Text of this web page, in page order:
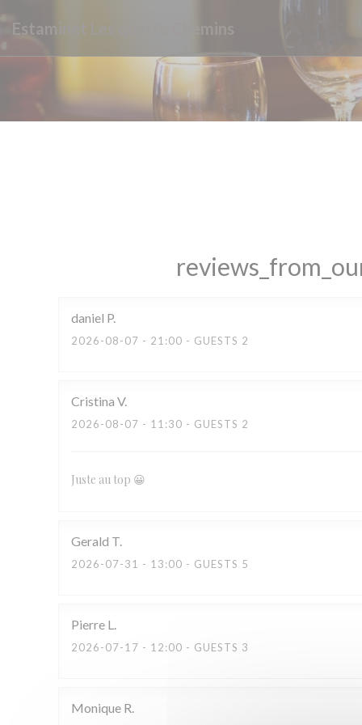
Estaminet Les quatre Chemins
daniel P
2026-08-07 - 21:00 - GUESTS 2
Cristina V
2026-08-07 - 11:30 - GUESTS 2
Juste au top 😀
Gerald T
2026-07-31 - 13:00 - GUESTS 5
Pierre L
2026-07-17 - 12:00 - GUESTS 3
Monique R